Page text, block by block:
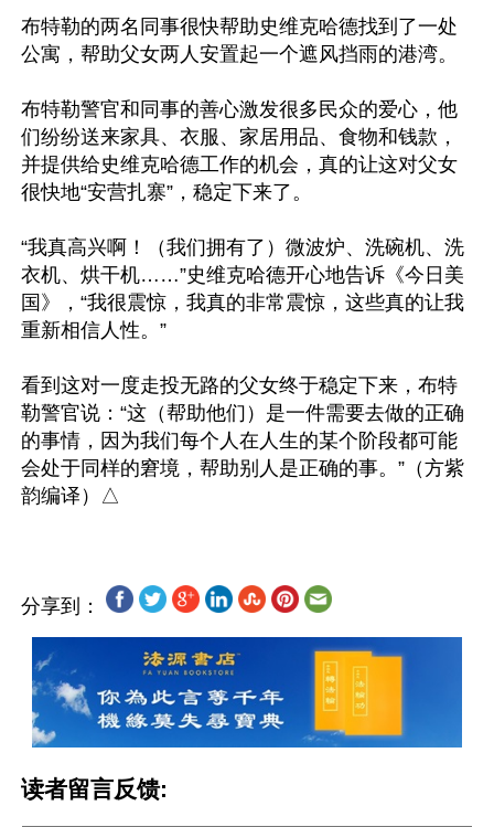
布特勒的两名同事很快帮助史维克哈德找到了一处
公寓，帮助父女两人安置起一个遮风挡雨的港湾。
布特勒警官和同事的善心激发很多民众的爱心，他
们纷纷送来家具、衣服、家居用品、食物和钱款，
并提供给史维克哈德工作的机会，真的让这对父女
很快地“安营扎寨”，稳定下来了。
“我真高兴啊！（我们拥有了）微波炉、洗碗机、洗
衣机、烘干机……”史维克哈德开心地告诉《今日美
国》，“我很震惊，我真的非常震惊，这些真的让我
重新相信人性。”
看到这对一度走投无路的父女终于稳定下来，布特
勒警官说：“这（帮助他们）是一件需要去做的正确
的事情，因为我们每个人在人生的某个阶段都可能
会处于同样的窘境，帮助别人是正确的事。”（方紫
分享到：
读者留言反馈: